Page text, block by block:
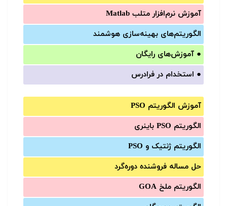
آموزش‌ نرم‌افزار متلب Matlab
الگوریتم‌های بهینه‌سازی هوشمند
● آموزش‌های رایگان
● استخدام در فرادرس
آموزش الگوریتم PSO
الگوریتم PSO باینری
الگوریتم ژنتیک و PSO
حل مساله فروشنده دوره‌گرد
الگوریتم ملخ GOA